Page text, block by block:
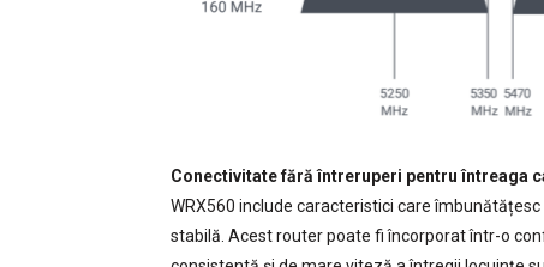
Conectivitate fără întreruperi pentru întreaga
WRX560 include caracteristici care
stabilă. Acest router poate fi încorporat într-o